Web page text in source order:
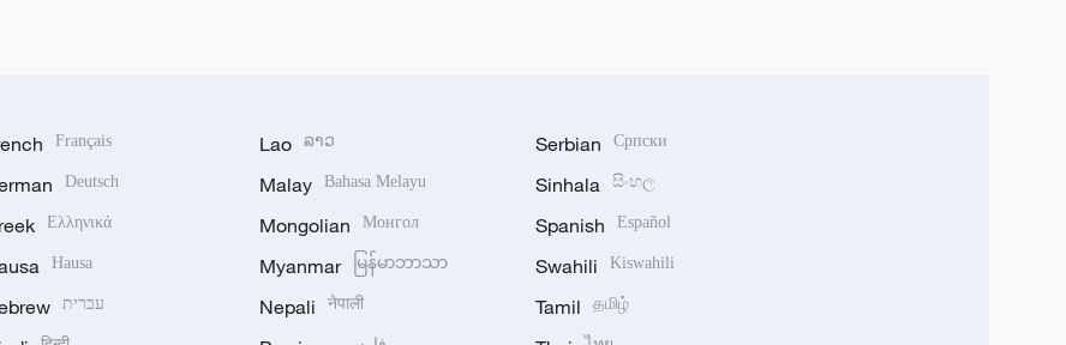
Français
Deutsch
Ελληνικά
Hausa
עברית
Lao ລາວ
Malay Bahasa Melayu
Mongolian Монгол
Myanmar မြန်မာဘာသာ
Nepali नेपाली
Serbian Српски
Sinhala සිංහල
Spanish Español
Swahili Kiswahili
Tamil தமிழ்